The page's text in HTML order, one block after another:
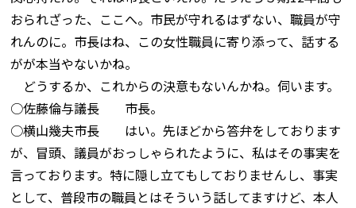
おられざった、ここへ。市民が守れるはずない、職員が守
れんのに。市長はね、この女性職員に寄り添って、話する
がが本当やないかね。
どうするか、これからの決意もないんかね。伺います。
○佐藤倫与議長 市長。
○横山幾夫市長 はい。先ほどから答弁をしております
が、冒頭、議員がおっしゃられたように、私はその事実を
言っております。特に隠し立てもしておりませんし、事実
として、普段市の職員とはそういう話してますけど、本人